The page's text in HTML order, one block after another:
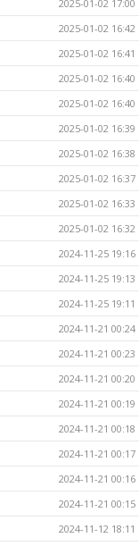
2025-01-02 17:00
2025-01-02 16:42
2025-01-02 16:41
2025-01-02 16:40
2025-01-02 16:40
2025-01-02 16:39
2025-01-02 16:38
2025-01-02 16:37
2025-01-02 16:33
2025-01-02 16:32
2024-11-25 19:16
2024-11-25 19:13
2024-11-25 19:11
2024-11-21 00:24
2024-11-21 00:23
2024-11-21 00:20
2024-11-21 00:19
2024-11-21 00:18
2024-11-21 00:17
2024-11-21 00:16
2024-11-21 00:15
2024-11-12 18:11